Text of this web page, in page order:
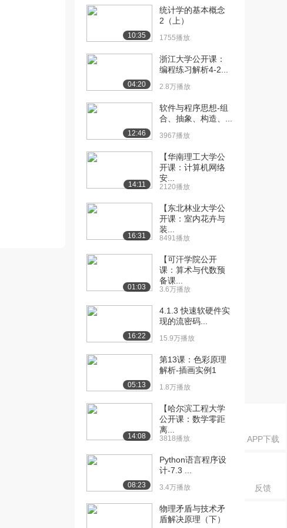
APP下载
反馈
[10] 06 接力题典1800基础
篇：导数...
1708播放
[11] 06 接力题典1800基础
篇：导数...
1585播放
30:21
[12] 06 接力题典1800基础
篇：导数...
756播放
30:12
[13] 07 接力题典1800基础
24:52
[14] 07 接力题典1800基础
24:53
[15] 07 接力题典1800基础
24:49
篇：中值...
篇：中值...
篇：中值...
[19] 09 接力题典1800基础
篇：中值...
[20] 09 接力题典1800基础
篇：中值...
1444播放
10:35
统计学的基本概念
2（上）
1755播放
04:20
浙江大学公开课：
编程练习解析4-2...
2.8万播放
12:46
软件与程序思想-组
合、抽象、构造、...
3967播放
14:11
【华南理工大学公
开课：计算机网络
安...
2120播放
16:31
【东北林业大学公
开课：室内花卉与
装...
8491播放
01:03
【可汗学院公开
课：算术与代数预
备课...
3.6万播放
16:22
4.1.3 快速软硬件实
现的流密码...
15.9万播放
05:13
第13课：色彩原理
解析-插画实例1
1.8万播放
14:08
【哈尔滨工程大学
公开课：数学零距
离...
3818播放
08:23
Python语言程序设
计-7.3 ...
3.4万播放
物理矛盾与技术矛
盾解决原理（下）